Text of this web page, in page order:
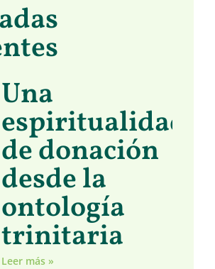
Una
espiritualidad
de donación
desde la
ontología
trinitaria
Leer más »